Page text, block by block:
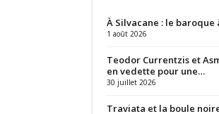
À Silvacane : le baroque
1 août 2026
Teodor Currentzis et
en vedette pour une…
30 juillet 2026
Traviata et la boule